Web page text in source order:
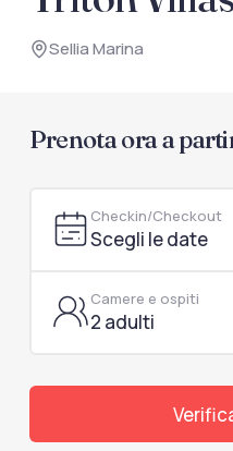
documenti di viaggio.
Sellia Marina
Prenota ora a
Checkin/Checkout
Scegli le date
Camere e ospiti
2 adulti